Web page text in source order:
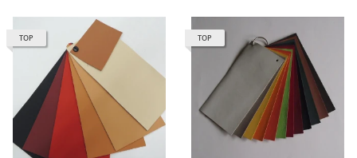
TOP TOP